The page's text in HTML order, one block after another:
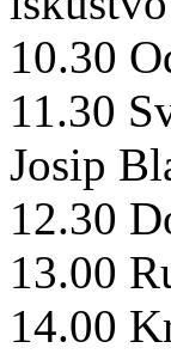
10.30
11.30
Josip
12.30
13.00
14.00